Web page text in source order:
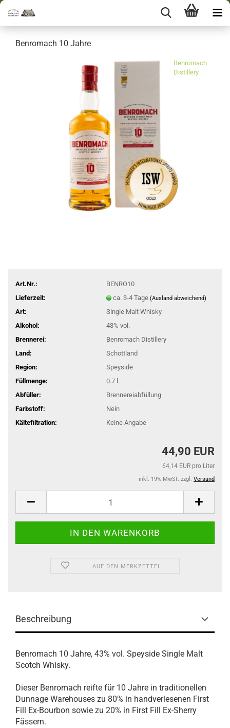
Benromach 10 Jahre
Benromach
Distillery
Art.Nr.:
BENRO10
Lieferzeit:
ca. 3-4 Tage (Ausland abweichend)
Art:
Single Malt Whisky
Alkohol:
43% vol.
Brennerei:
Benromach Distillery
Land:
Schottland
Region:
Speyside
Füllmenge:
0.7 l.
Abfüller:
Brennereiabfüllung
Farbstoff:
Nein
Kältefiltration:
Keine Angabe
44,90 EUR
64,14 EUR pro Liter
inkl. 19% MwSt. zzgl. Versand
AUF DEN MERKZETTEL
Beschreibung
Benromach 10 Jahre, 43% vol. Speyside Single Malt
Scotch Whisky.
Dieser Benromach reifte für 10 Jahre in traditionellen
Dunnage Warehouses zu 80% in handverlesenen First
Fill Ex-Bourbon sowie zu 20% in First Fill Ex-Sherry
Fässern.